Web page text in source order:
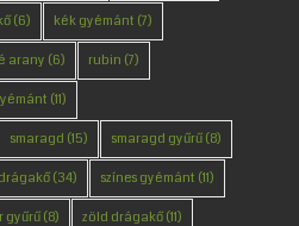
(6) kék gyémánt (7)
arany (6) rubin (7)
(11)
smaragd (15) smaragd gyűrű(8)
(34) színes gyémánt (11)
gyűrű(8) zöld drágakő(11)